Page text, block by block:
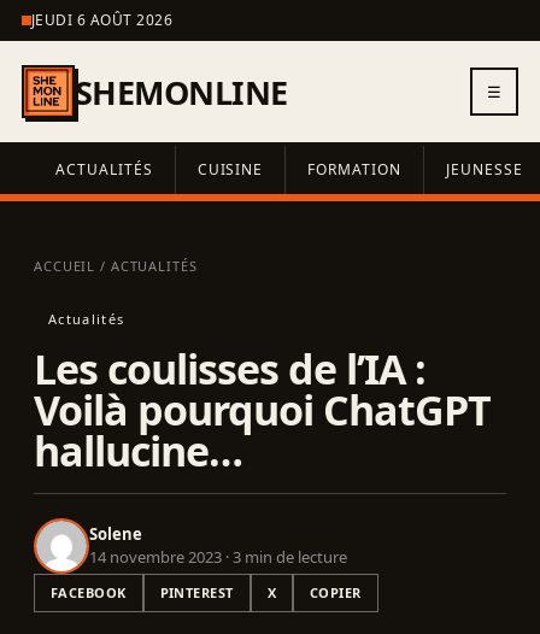
JEUDI 6 AOÛT 2026
SHEMONLINE ☰
ACTUALITÉS CUISINE FORMATION JEUNESSE
ACCUEIL / ACTUALITÉS
Actualités
Les coulisses de l’IA :
Voilà pourquoi ChatGPT
hallucine…
Solene
14 novembre 2023 · 3 min de lecture
FACEBOOK PINTEREST X COPIER